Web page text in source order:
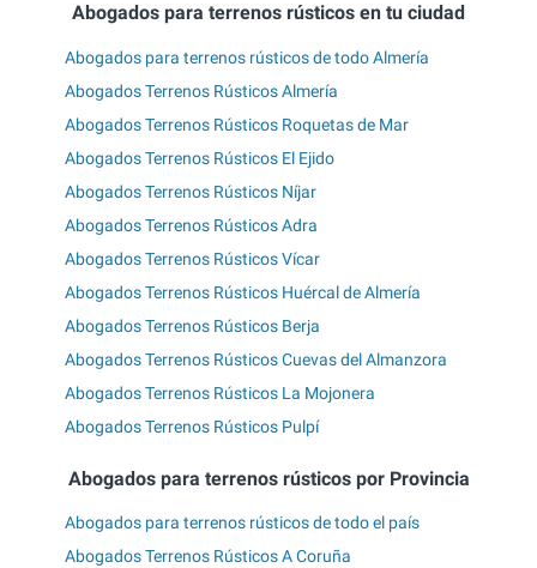
Abogados para terrenos rústicos en tu ciudad
Abogados para terrenos rústicos de todo Almería
Abogados Terrenos Rústicos Almería
Abogados Terrenos Rústicos Roquetas de Mar
Abogados Terrenos Rústicos El Ejido
Abogados Terrenos Rústicos Níjar
Abogados Terrenos Rústicos Adra
Abogados Terrenos Rústicos Vícar
Abogados Terrenos Rústicos Huércal de Almería
Abogados Terrenos Rústicos Berja
Abogados Terrenos Rústicos Cuevas del Almanzora
Abogados Terrenos Rústicos La Mojonera
Abogados Terrenos Rústicos Pulpí
Abogados para terrenos rústicos por Provincia
Abogados para terrenos rústicos de todo el país
Abogados Terrenos Rústicos A Coruña